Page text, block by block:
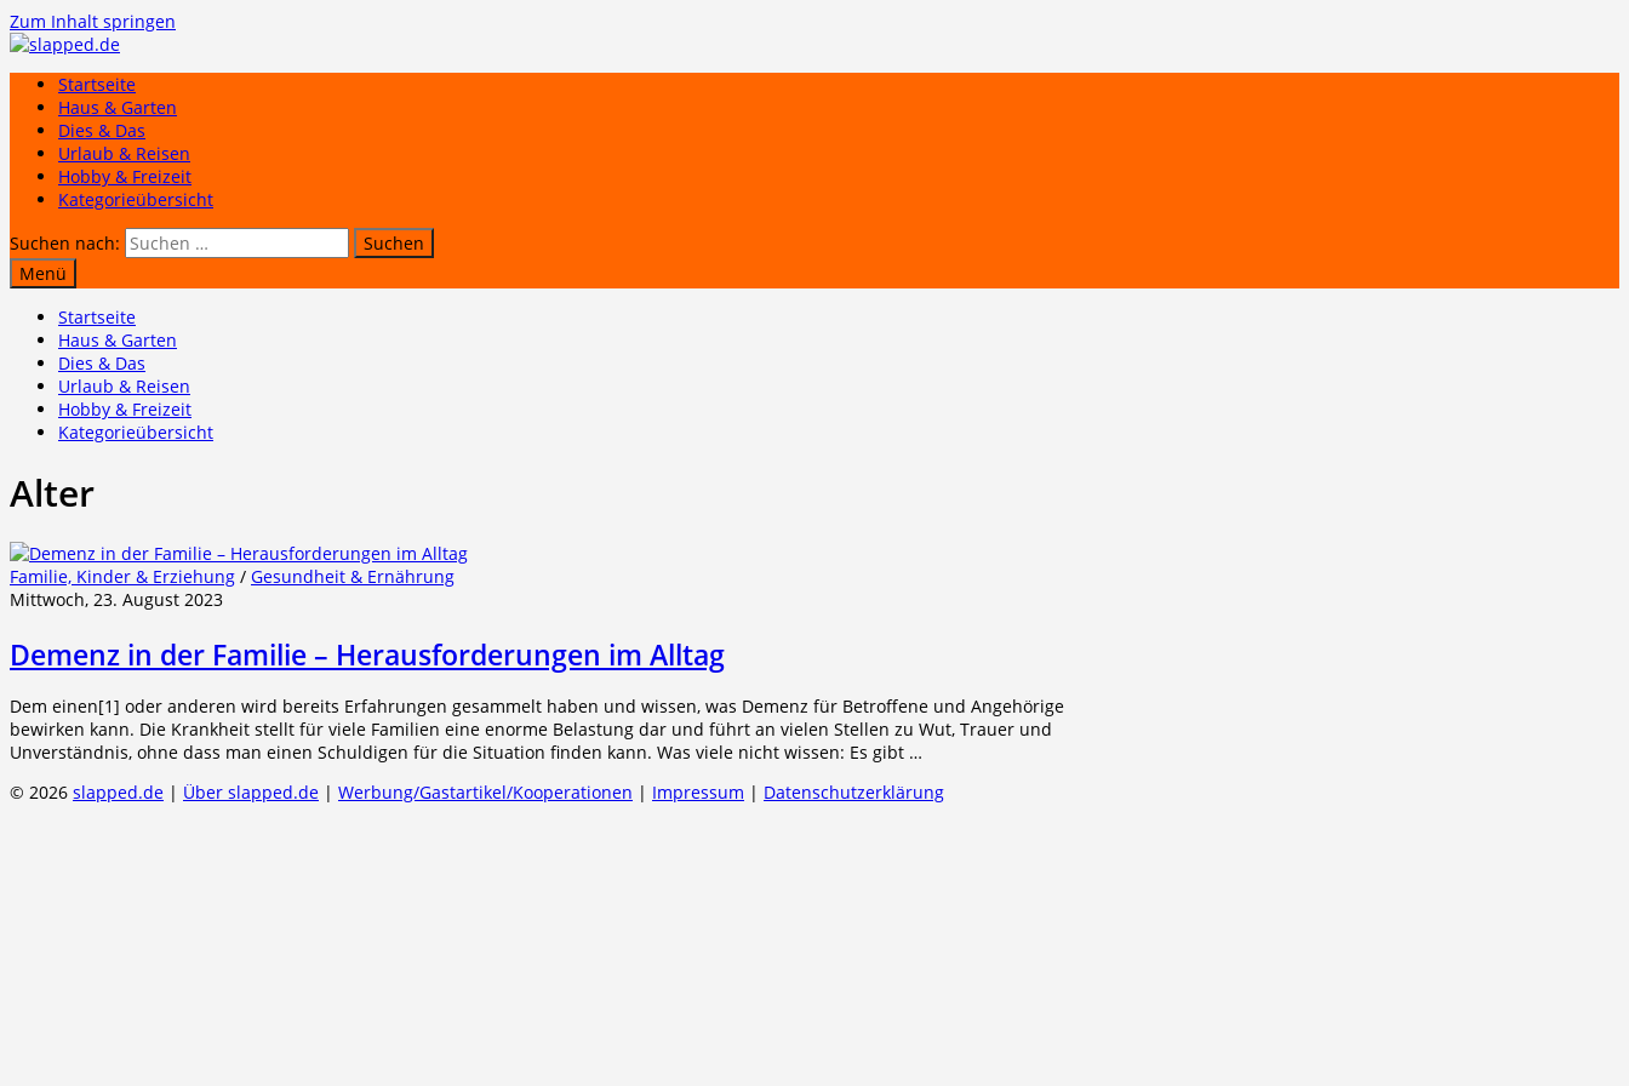
Zum Inhalt springen
Startseite
Haus & Garten
Dies & Das
Urlaub & Reisen
Hobby & Freizeit
Kategorieübersicht
Suchen nach:
Menü
Startseite
Haus & Garten
Dies & Das
Urlaub & Reisen
Hobby & Freizeit
Kategorieübersicht
Alter
Familie, Kinder & Erziehung / Gesundheit & Ernährung
Mittwoch, 23. August 2023
Demenz in der Familie – Herausforderungen im Alltag
Dem einen[1] oder anderen wird bereits Erfahrungen gesammelt haben und wissen, was Demenz für Betroffene und Angehörige
bewirken kann. Die Krankheit stellt für viele Familien eine enorme Belastung dar und führt an vielen Stellen zu Wut, Trauer und
Unverständnis, ohne dass man einen Schuldigen für die Situation finden kann. Was viele nicht wissen: Es gibt …
© 2026 slapped.de | Über slapped.de | Werbung/Gastartikel/Kooperationen | Impressum | Datenschutzerklärung